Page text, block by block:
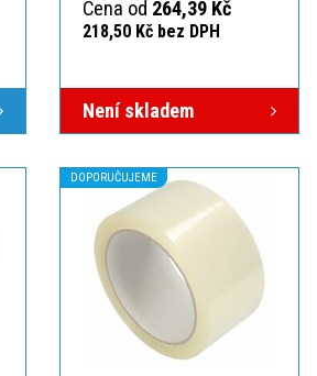
Cena od 264,39 Kč
218,50 Kč bez DPH
Není skladem
DOPORUČUJEME